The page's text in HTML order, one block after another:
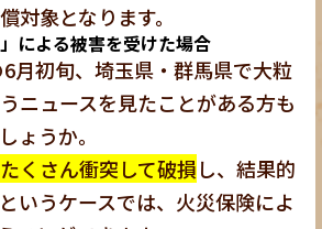
対象となります。
による被害を受けた場合
月初旬、埼玉県・群馬県で大粒
ニュースを見たことがある方も
ょうか。
くさん衝突して破損し、結果的
いうケースでは、火災保険によ